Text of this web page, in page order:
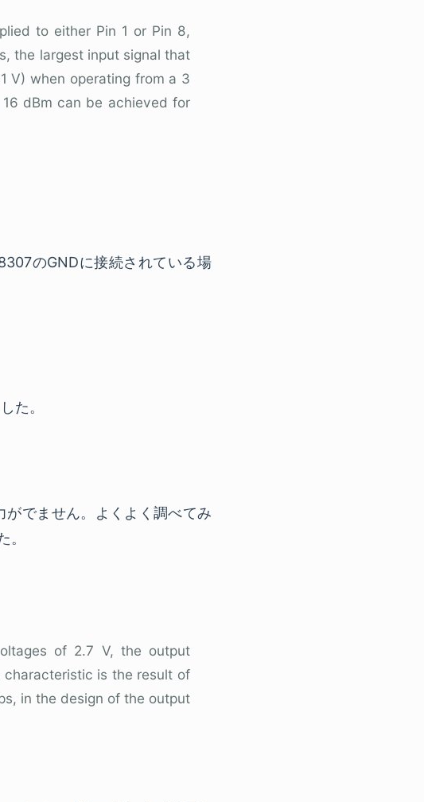
to either Pin 1 or Pin 8,
the largest input signal that
V) when operating from a 3
dBm can be achieved for
のGNDに接続されている場
た。
でません。よくよく調べてみ
。
of 2.7 V, the output
is the result of
in the design of the output